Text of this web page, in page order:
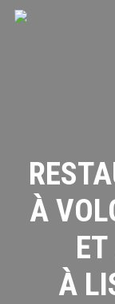
Skip
À
À